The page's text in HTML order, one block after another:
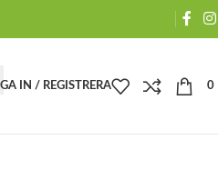
IN / REGISTRERA 0